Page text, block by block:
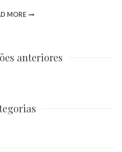
MORE
anteriores